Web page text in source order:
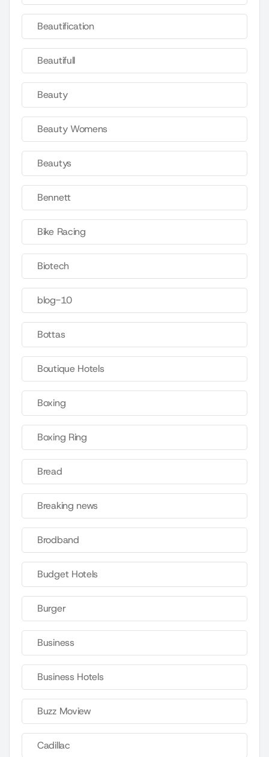
Beautification
Beautifull
Beauty
Beauty Womens
Beautys
Bennett
Bike Racing
Biotech
blog-10
Bottas
Boutique Hotels
Boxing
Boxing Ring
Bread
Breaking news
Brodband
Budget Hotels
Burger
Business
Business Hotels
Buzz Moview
Cadillac